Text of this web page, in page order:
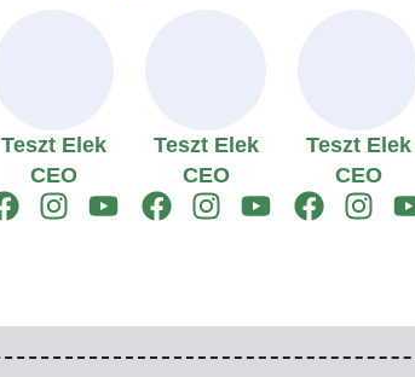
Teszt Elek
CEO
Teszt Elek
CEO
Teszt Elek
CEO